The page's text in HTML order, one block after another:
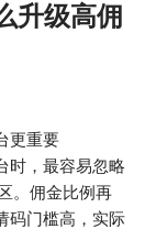
升级高佣
更重要
时，最容易忽略
。佣金比例再
码门槛高，实际